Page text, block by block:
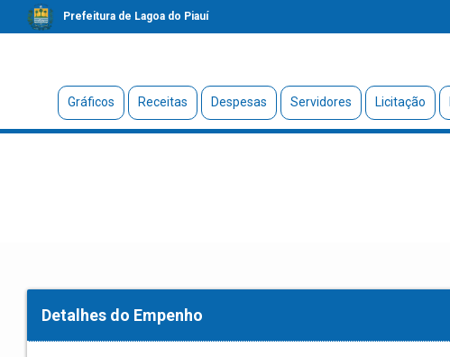
Prefeitura de Lagoa do Piauí
Gráficos Receitas Despesas Servidores Licitação
Detalhes do Empenho